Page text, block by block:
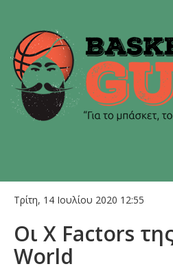
Τρίτη, 14 Ιουλίου 2020 12:55
Οι X Factors
World